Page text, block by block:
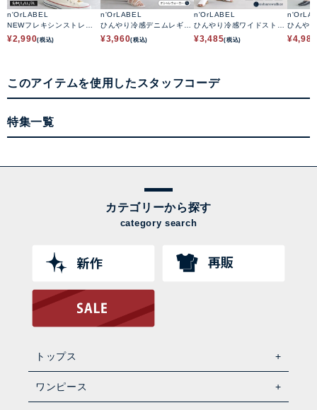
n'OrLABEL
NEWフレキシンストレッ
チレギパン
¥2,990(税込)
n'OrLABEL
ひんやり冷感デニムレギパ
ン
¥3,960(税込)
n'OrLABEL
ひんやり冷感ワイドストレ
ートデニムパンツ
¥3,485(税込)
ひんや
ーパンツ
¥4,980
このアイテムを使用したスタッフコーデ
特集一覧
カテゴリーから探す
category search
トップス
ワンピース